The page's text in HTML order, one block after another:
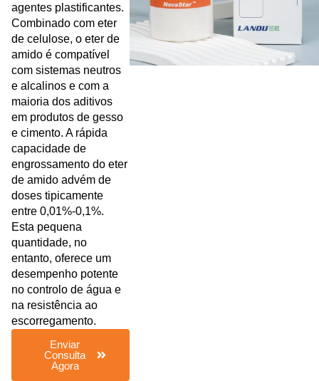
agentes plastificantes.
Combinado com eter
de celulose, o eter de
amido é compatível
com sistemas neutros
e alcalinos e com a
maioria dos aditivos
em produtos de gesso
e cimento. A rápida
capacidade de
engrossamento do eter
de amido advém de
doses tipicamente
entre 0,01%-0,1%.
Esta pequena
quantidade, no
entanto, oferece um
desempenho potente
no controlo de água e
na resistência ao
escorregamento.
Enviar
Consulta
Agora